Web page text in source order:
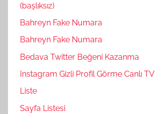
(başlıksız)
Bahreyn Fake Numara
Bahreyn Fake Numara
Bedava Twitter Beğeni Kazanma
Instagram Gizli Profil Görme Canlı TV
Liste
Sayfa Listesi